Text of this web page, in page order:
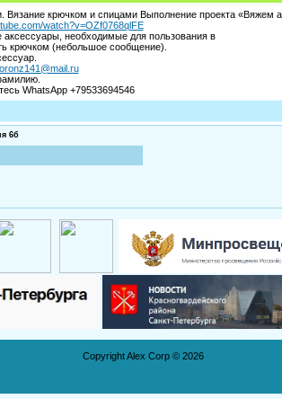
Вязание крючком и спицами Выполнение проекта «Вяжем
watch?v=OZf0768qlFE
необходимые для пользования в
крючком (небольшое сообщение).
WhatsApp +79533694546
6б
Copyright Alex Corp © 2026